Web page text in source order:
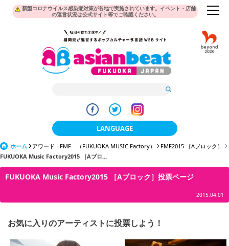
新型コロナウイルス感染症対策が各地で実施されています。イベント・店舗
の運営状況は公式サイト等でご確認ください。
LANGUAGE
日本語
한국어
English
ホーム アワード FMF （FUKUOKA MUSIC Factory）
FMF2015 ［Aブロック］
FUKUOKA Music Factory2015 ［Aブロ...
FUKUOKA Music Factory2015 ［Aブロック］投票ページ
2015.04.01
お気に入りのアーティストに投票しよう！